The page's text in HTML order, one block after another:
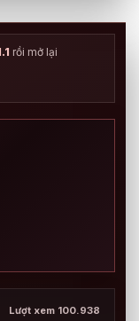
rồi mở lại
Lượt xem 100.938